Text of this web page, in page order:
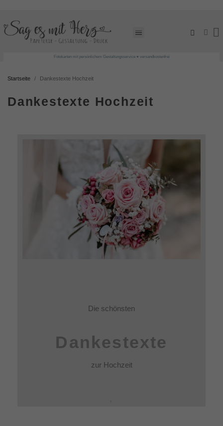
Fotokarten mit persönlichem Gestaltungsservice ♥ versandkostenfrei
Startseite Dankestexte Hochzeit
Dankestexte Hochzeit
Die schönsten
Dankestexte
zur Hochzeit